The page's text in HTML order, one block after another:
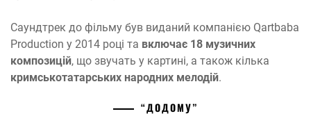
Саундтрек до фільму був виданий компанією Qartbaba
Production у 2014 році та включає 18 музичних
композицій, що звучать у картині, а також кілька
кримськотатарських народних мелодій.
“ДОДОМУ”